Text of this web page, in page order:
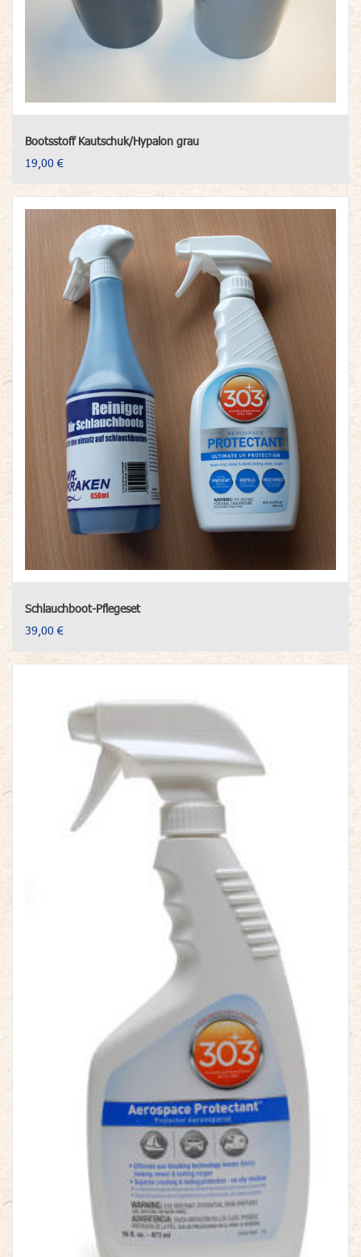
Bootsstoff Kautschuk/Hypalon grau
19,00 €
Schlauchboot-Pflegeset
39,00 €